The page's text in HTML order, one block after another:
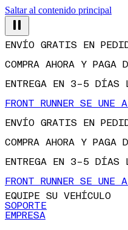
Saltar al contenido principal
COMPRA AHORA Y PAGA
ENTREGA EN 3–5 DÍAS
FRONT RUNNER SE UNE
ENVÍO GRATIS EN
COMPRA AHORA Y PAGA
ENTREGA EN 3–5 DÍAS
FRONT RUNNER SE UNE
EQUIPE SU VEHÍCULO
SOPORTE
EMPRESA